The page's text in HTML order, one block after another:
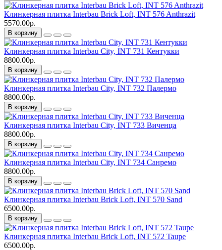
Клинкерная плитка Interbau Brick Loft, INT 576 Anthrazit
5570.00р.
В корзину
Клинкерная плитка Interbau City, INT 731 Кентукки
8800.00р.
В корзину
Клинкерная плитка Interbau City, INT 732 Палермо
8800.00р.
В корзину
Клинкерная плитка Interbau City, INT 733 Виченца
8800.00р.
В корзину
Клинкерная плитка Interbau City, INT 734 Санремо
8800.00р.
В корзину
Клинкерная плитка Interbau Brick Loft, INT 570 Sand
6500.00р.
В корзину
Клинкерная плитка Interbau Brick Loft, INT 572 Taupe
6500.00р.